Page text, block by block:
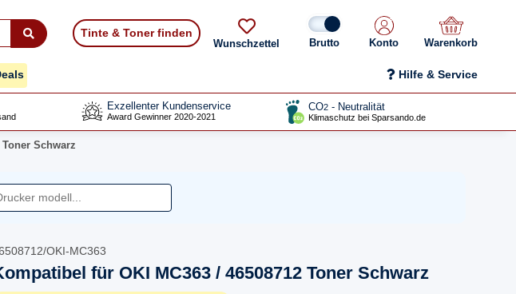
Tinte & Toner finden
Wunschzettel Konto Warenkorb
Hilfe & Service
Exzellenter Kundenservice
Award Gewinner 2020-2021
CO2 - Neutralität
Klimaschutz bei Sparsando.de
Schwarz
OKI-MC363
für OKI MC363 / 46508712 Toner Schwarz